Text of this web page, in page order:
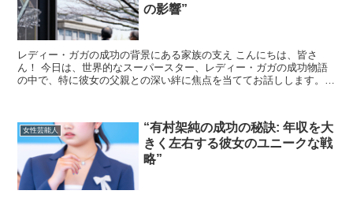
の影響”
レディー・ガガの成功の背景にある家族の支え こんにちは、皆さ
ん！ 今日は、世界的なスーパースター、レディー・ガガの成功物語
の中で、特に彼女の父親との深い絆に焦点を当ててお話しします。
女性芸能人
“有村架純の成功の秘訣: 年収を大
きく左右する彼女のユニークな戦
略”